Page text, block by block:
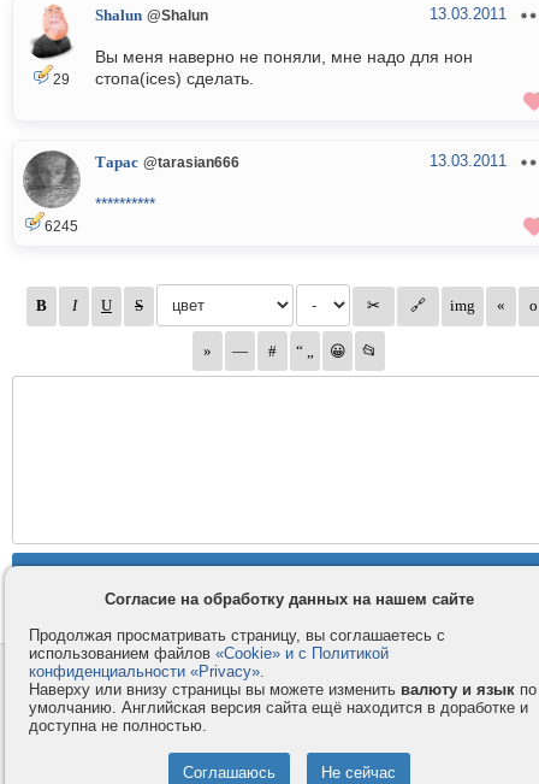
29
Shalun @Shalun 13.03.2011
Вы меня наверно не поняли, мне надо для нон
стопа(ices) сделать.
6245
Тарас @tarasian666 13.03.2011
**********
Контакты
Компания
Правила и условия
Услуги
Форумы
Согласие на обработку данных на нашем сайте
Продолжая просматривать страницу, вы соглашаетесь с
использованием файлов «Cookie» и с Политикой
конфиденциальности «Privacy».
Наверху или внизу страницы вы можете изменить валюту и язык по
умолчанию. Английская версия сайта ещё находится в доработке и
доступна не полностью.